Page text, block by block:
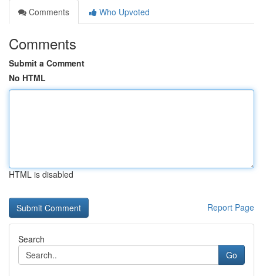
Comments
Who Upvoted
Comments
Submit a Comment
No HTML
HTML is disabled
Report Page
Search
Go